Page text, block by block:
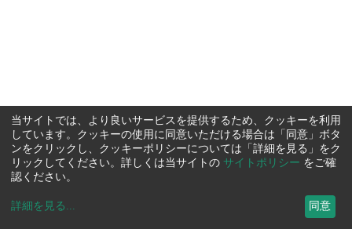
当サイトでは、より良いサービスを提供するため、クッキーを利用
しています。クッキーの使用に同意いただける場合は「同意」ボタ
ンをクリックし、クッキーポリシーについては「詳細を見る」をク
リックしてください。詳しくは当サイトの サイトポリシー をご確
認ください。
詳細を見る ... 同意